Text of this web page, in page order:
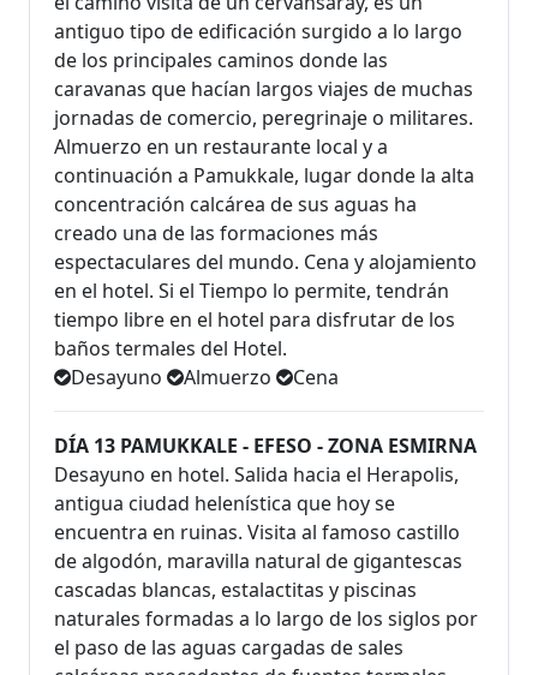
antiguo tipo de edificación surgido a lo largo
de los principales caminos donde las
caravanas que hacían largos viajes de muchas
jornadas de comercio, peregrinaje o militares.
Almuerzo en un restaurante local y a
continuación a Pamukkale, lugar donde la alta
concentración calcárea de sus aguas ha
creado una de las formaciones más
espectaculares del mundo. Cena y alojamiento
en el hotel. Si el Tiempo lo permite, tendrán
tiempo libre en el hotel para disfrutar de los
baños termales del Hotel.
Desayuno
Almuerzo Cena
DÍA 13 PAMUKKALE - EFESO - ZONA ESMIRNA
Desayuno en hotel. Salida hacia el Herapolis,
antigua ciudad helenística que hoy se
encuentra en ruinas. Visita al famoso castillo
de algodón, maravilla natural de gigantescas
cascadas blancas, estalactitas y piscinas
naturales formadas a lo largo de los siglos por
el paso de las aguas cargadas de sales